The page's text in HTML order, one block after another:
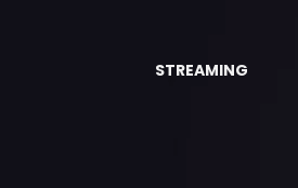
STREAMING